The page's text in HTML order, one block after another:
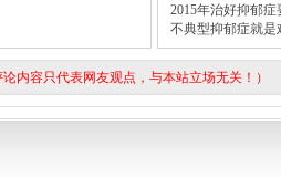
2015年治好抑郁症
不典型抑郁症就是
论内容只代表网友观点，与本站立场无关！）